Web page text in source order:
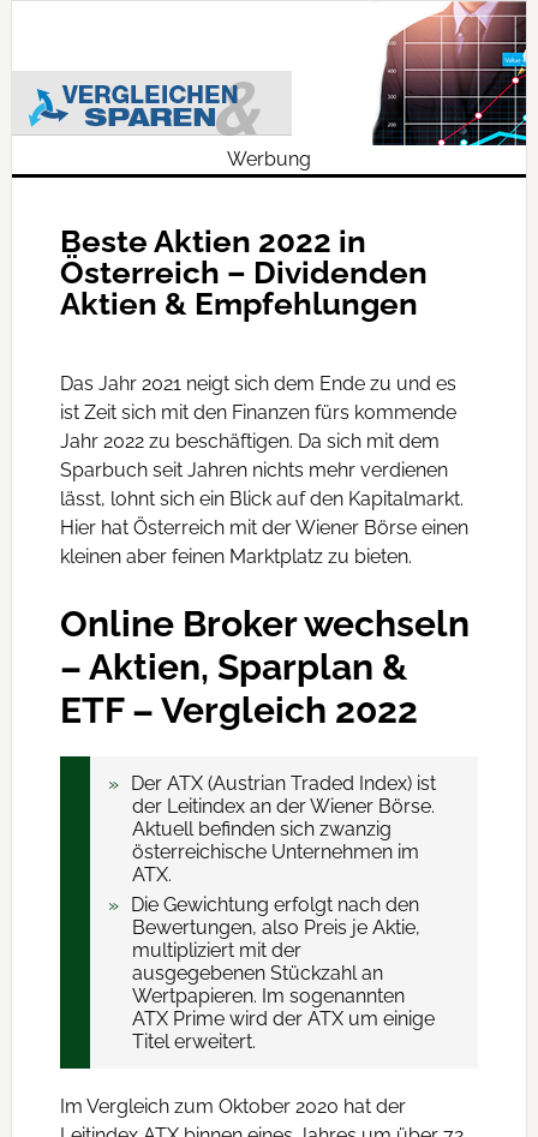
Werbung
Beste Aktien 2022 in
Österreich – Dividenden
Aktien & Empfehlungen
Das Jahr 2021 neigt sich dem Ende zu und es
ist Zeit sich mit den Finanzen fürs kommende
Jahr 2022 zu beschäftigen. Da sich mit dem
Sparbuch seit Jahren nichts mehr verdienen
lässt, lohnt sich ein Blick auf den Kapitalmarkt.
Hier hat Österreich mit der Wiener Börse einen
kleinen aber feinen Marktplatz zu bieten.
Online Broker wechseln
– Aktien, Sparplan &
ETF – Vergleich 2022
Der ATX (Austrian Traded Index) ist
der Leitindex an der Wiener Börse.
Aktuell befinden sich zwanzig
österreichische Unternehmen im
ATX.
Die Gewichtung erfolgt nach den
Bewertungen, also Preis je Aktie,
multipliziert mit der
ausgegebenen Stückzahl an
Wertpapieren. Im sogenannten
ATX Prime wird der ATX um einige
Titel erweitert.
Im Vergleich zum Oktober 2020 hat der